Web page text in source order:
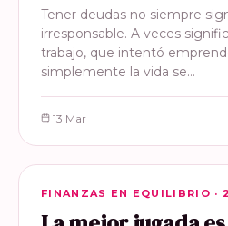
Tener deudas no siempre
irresponsable. A veces
trabajo, que intentó
simplemente la vida se…
13 Mar
FINANZAS EN EQUILIBRIO
FINANZAS EN EQUILIBRIO ·